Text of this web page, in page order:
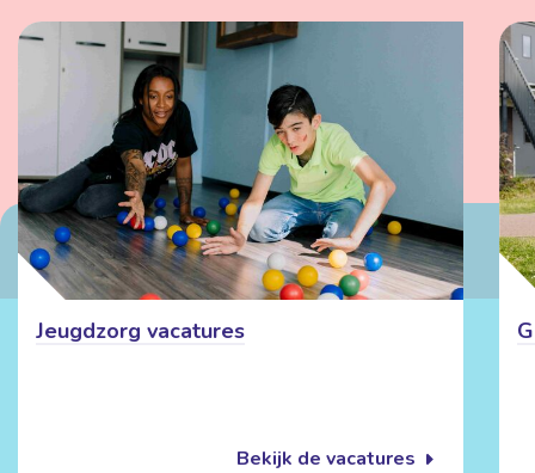
Jeugdzorg vacatures
Bekijk de vacatures